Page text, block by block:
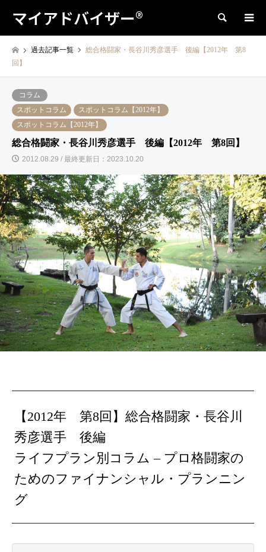
マイアドバイザー® 検索
過去記事一覧
総合格闘家・長谷川秀彦選手 後編【2012年 第8
回】
コラム
スポットコラム
スポットコラム【2012年】
スポットコラム【2012年】
総合格闘家・長谷川秀彦選手 後編【2012年 第8回】
2012.08.29 / 最終更新日：2023.10.20
【2012年 第8回】総合格闘家・長谷川
秀彦選手 後編
ライフプラン別コラム – プロ格闘家の
ためのファイナンシャル・プランニン
グ